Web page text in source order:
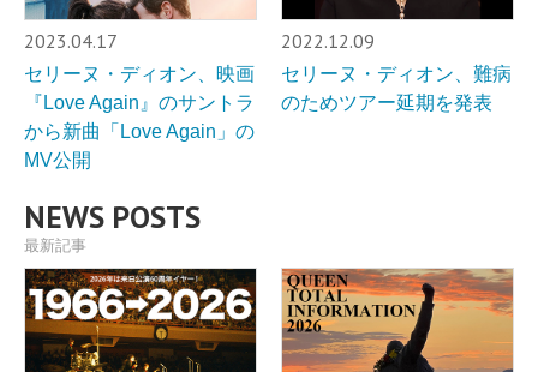
2023.04.17
セリーヌ・ディオン、映画
『Love Again』のサントラ
から新曲「Love Again」の
MV公開
2022.12.09
セリーヌ・ディオン、難病
のためツアー延期を発表
NEWS POSTS
最新記事